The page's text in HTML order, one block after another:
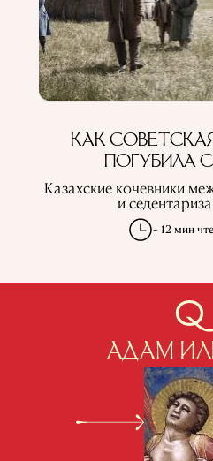
КАК
ПОГУБИЛА
Казахские кочевники
и
~ 12 мин
АДАМ